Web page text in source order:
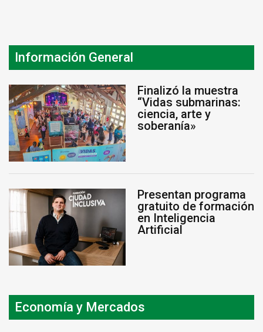
Información General
Finalizó la muestra
“Vidas submarinas:
ciencia, arte y
soberanía»
Presentan programa
gratuito de formación
en Inteligencia
Artificial
Economía y Mercados